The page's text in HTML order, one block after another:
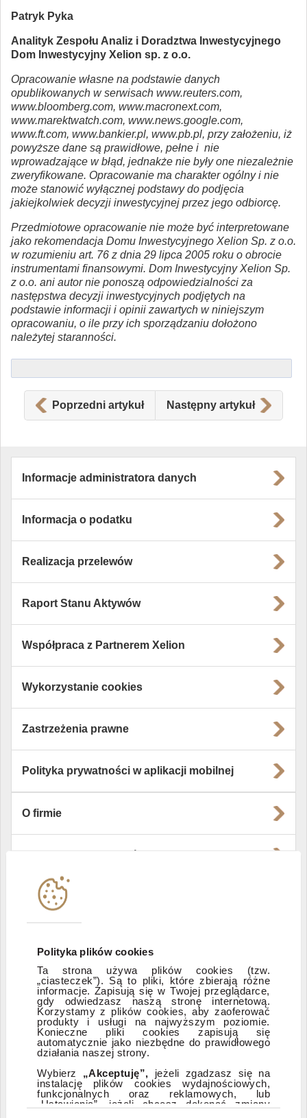
Polityka plików cookies
Ta strona używa plików cookies (tzw.
„ciasteczek”). Są to pliki, które zbierają różne
informacje. Zapisują się w Twojej przeglądarce,
gdy odwiedzasz naszą stronę internetową.
Korzystamy z plików cookies, aby zaoferować
produkty i usługi na najwyższym poziomie.
Konieczne pliki cookies zapisują się
automatycznie jako niezbędne do prawidłowego
działania naszej strony.
Wybierz „Akceptuję”, jeżeli zgadzasz się na
instalację plików cookies wydajnościowych,
funkcjonalnych oraz reklamowych, lub
„Ustawienia”, jeżeli chcesz dokonać zmiany
Patryk Pyka
Analityk Zespołu Analiz i Doradztwa Inwestycyjnego
Dom Inwestycyjny Xelion sp. z o.o.
Opracowanie własne na podstawie danych
opublikowanych w serwisach www.reuters.com,
www.bloomberg.com, www.macronext.com,
www.marektwatch.com, www.news.google.com,
www.ft.com, www.bankier.pl, www.pb.pl, przy założeniu, iż
powyższe dane są prawidłowe, pełne i nie
wprowadzające w błąd, jednakże nie były one niezależnie
zweryfikowane. Opracowanie ma charakter ogólny i nie
może stanowić wyłącznej podstawy do podjęcia
jakiejkolwiek decyzji inwestycyjnej przez jego odbiorcę.
Przedmiotowe opracowanie nie może być interpretowane
jako rekomendacja Domu Inwestycyjnego Xelion Sp. z o.o.
w rozumieniu art. 76 z dnia 29 lipca 2005 roku o obrocie
instrumentami finansowymi. Dom Inwestycyjny Xelion Sp.
z o.o. ani autor nie ponoszą odpowiedzialności za
następstwa decyzji inwestycyjnych podjętych na
podstawie informacji i opinii zawartych w niniejszym
opracowaniu, o ile przy ich sporządzaniu dołożono
należytej staranności.
Poprzedni artykuł Następny artykuł
Informacje administratora danych
Informacja o podatku
Realizacja przelewów
Raport Stanu Aktywów
Współpraca z Partnerem Xelion
Wykorzystanie cookies
Zastrzeżenia prawne
Polityka prywatności w aplikacji mobilnej
O firmie
Instytucje współpracujące
Zastrzeżenia prawne
ESG